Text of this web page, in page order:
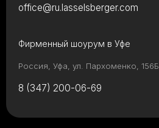
Фирменный шоурум в Уфе
Россия, Уфа, ул. Пархоменко, 156Б
8 (347) 200-06-69
office@ru.lasselsberger.com